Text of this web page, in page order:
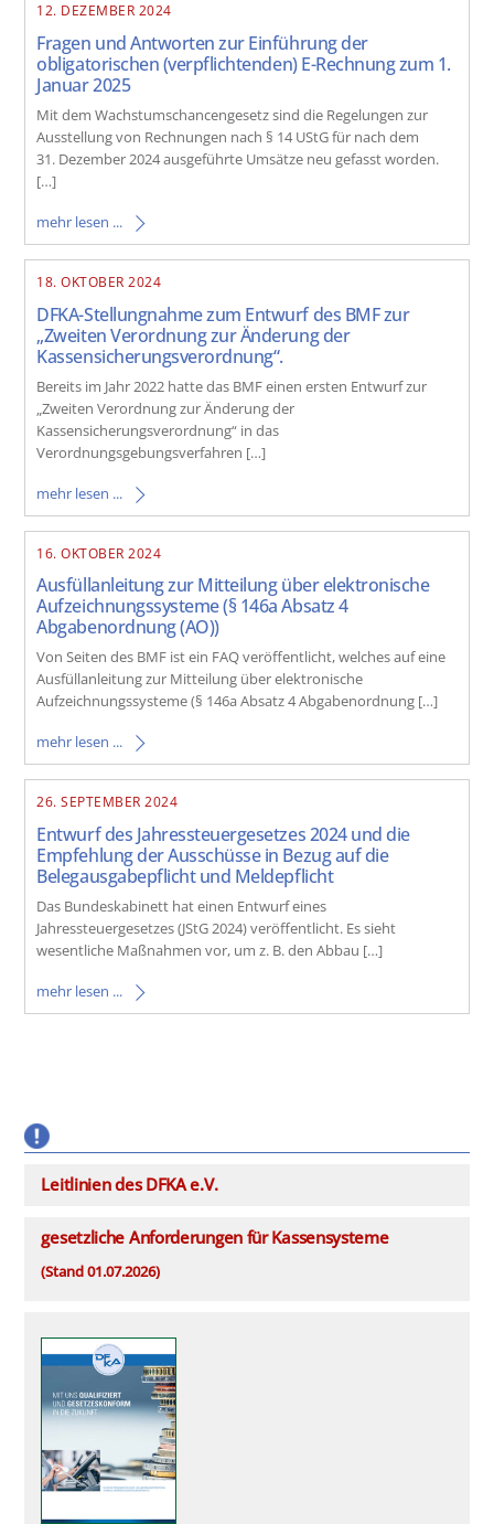
12. DEZEMBER 2024
Fragen und Antworten zur Einführung der
obligatorischen (verpflichtenden) E-Rechnung zum 1.
Januar 2025
Mit dem Wachstumschancengesetz sind die Regelungen zur
Ausstellung von Rechnungen nach § 14 UStG für nach dem
31. Dezember 2024 ausgeführte Umsätze neu gefasst worden.
[…]
mehr lesen ...
18. OKTOBER 2024
DFKA-Stellungnahme zum Entwurf des BMF zur
„Zweiten Verordnung zur Änderung der
Kassensicherungsverordnung“.
Bereits im Jahr 2022 hatte das BMF einen ersten Entwurf zur
„Zweiten Verordnung zur Änderung der
Kassensicherungsverordnung“ in das
Verordnungsgebungsverfahren […]
mehr lesen ...
16. OKTOBER 2024
Ausfüllanleitung zur Mitteilung über elektronische
Aufzeichnungssysteme (§ 146a Absatz 4
Abgabenordnung (AO))
Von Seiten des BMF ist ein FAQ veröffentlicht, welches auf eine
Ausfüllanleitung zur Mitteilung über elektronische
Aufzeichnungssysteme (§ 146a Absatz 4 Abgabenordnung […]
mehr lesen ...
26. SEPTEMBER 2024
Entwurf des Jahressteuergesetzes 2024 und die
Empfehlung der Ausschüsse in Bezug auf die
Belegausgabepflicht und Meldepflicht
Das Bundeskabinett hat einen Entwurf eines
Jahressteuergesetzes (JStG 2024) veröffentlicht. Es sieht
wesentliche Maßnahmen vor, um z. B. den Abbau […]
mehr lesen ...
Leitlinien des DFKA e.V.
gesetzliche Anforderungen für Kassensysteme
(Stand 01.07.2026)